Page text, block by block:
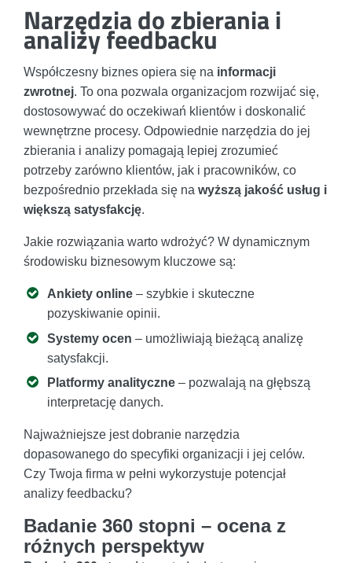
Narzędzia do zbierania i
analizy feedbacku
Współczesny biznes opiera się na informacji
zwrotnej. To ona pozwala organizacjom rozwijać się,
dostosowywać do oczekiwań klientów i doskonalić
wewnętrzne procesy. Odpowiednie narzędzia do jej
zbierania i analizy pomagają lepiej zrozumieć
potrzeby zarówno klientów, jak i pracowników, co
bezpośrednio przekłada się na wyższą jakość usług i
większą satysfakcję.
Jakie rozwiązania warto wdrożyć? W dynamicznym
środowisku biznesowym kluczowe są:
Ankiety online – szybkie i skuteczne
pozyskiwanie opinii.
Systemy ocen – umożliwiają bieżącą analizę
satysfakcji.
Platformy analityczne – pozwalają na głębszą
interpretację danych.
Najważniejsze jest dobranie narzędzia
dopasowanego do specyfiki organizacji i jej celów.
Czy Twoja firma w pełni wykorzystuje potencjał
analizy feedbacku?
Badanie 360 stopni – ocena z
różnych perspektyw